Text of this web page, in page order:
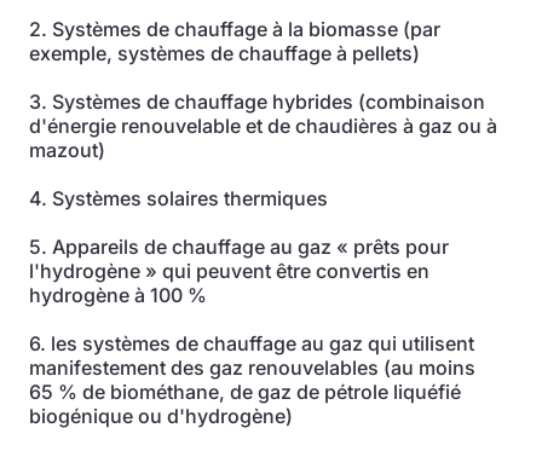
2. Systèmes de chauffage à la biomasse (par
exemple, systèmes de chauffage à pellets)
3. Systèmes de chauffage hybrides (combinaison
d'énergie renouvelable et de chaudières à gaz ou à
mazout)
4. Systèmes solaires thermiques
5. Appareils de chauffage au gaz « prêts pour
l'hydrogène » qui peuvent être convertis en
hydrogène à 100 %
6. les systèmes de chauffage au gaz qui utilisent
manifestement des gaz renouvelables (au moins
65 % de biométhane, de gaz de pétrole liquéfié
biogénique ou d'hydrogène)